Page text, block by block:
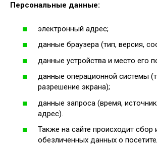
Персональные данные:
электронный адрес;
данные браузера (тип, версия,
данные устройства и место его
данные операционной системы
разрешение экрана);
данные запроса (время,
адрес).
Также на сайте происходит сбор
обезличенных данных о